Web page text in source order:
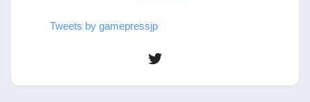
Tweets by gamepressjp